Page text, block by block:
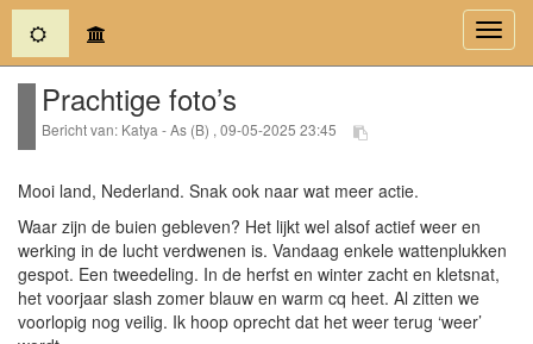
(current)
Prachtige foto’s
Bericht van: Katya - As (B) , 09-05-2025 23:45
Mooi land, Nederland. Snak ook naar wat meer actie.
Waar zijn de buien gebleven? Het lijkt wel alsof actief weer en
werking in de lucht verdwenen is. Vandaag enkele wattenplukken
gespot. Een tweedeling. In de herfst en winter zacht en kletsnat,
het voorjaar slash zomer blauw en warm cq heet. Al zitten we
voorlopig nog veilig. Ik hoop oprecht dat het weer terug ‘weer’